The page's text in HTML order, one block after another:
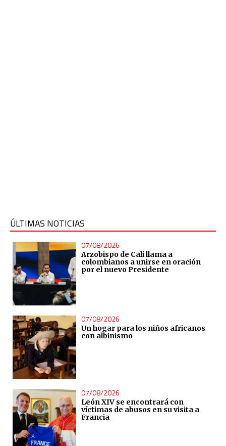
ÚLTIMAS NOTICIAS
07/08/2026
Arzobispo de Cali llama a
colombianos a unirse en oración
por el nuevo Presidente
07/08/2026
Un hogar para los niños africanos
con albinismo
07/08/2026
León XIV se encontrará con
víctimas de abusos en su visita a
Francia